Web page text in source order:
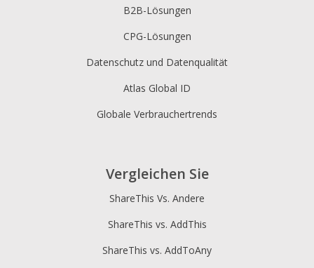
B2B-Lösungen
CPG-Lösungen
Datenschutz und Datenqualität
Atlas Global ID
Globale Verbrauchertrends
Vergleichen Sie
ShareThis Vs. Andere
ShareThis vs. AddThis
ShareThis vs. AddToAny